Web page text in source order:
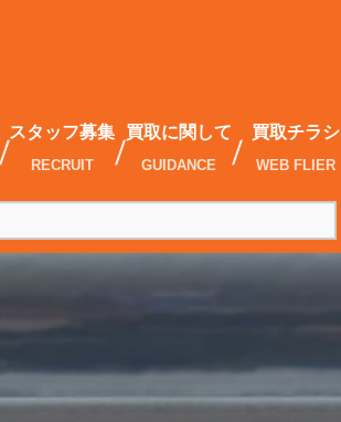
スタッフ募集
RECRUIT
買取に関して
GUIDANCE
買取チラシ
WEB FLIER